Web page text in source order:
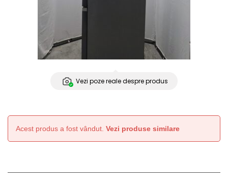
Vezi poze reale despre produs
Acest produs a fost vândut. Vezi produse similare